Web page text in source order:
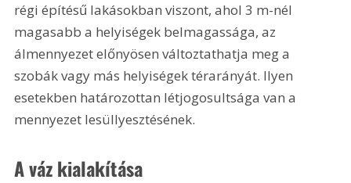
régi építésű lakásokban viszont, ahol 3 m-nél
magasabb a helyiségek belmagassága, az
álmennyezet előnyösen változtathatja meg a
szobák vagy más helyiségek térarányát. Ilyen
esetekben határozottan létjogosultsága van a
mennyezet lesüllyesztésének.
A váz kialakítása